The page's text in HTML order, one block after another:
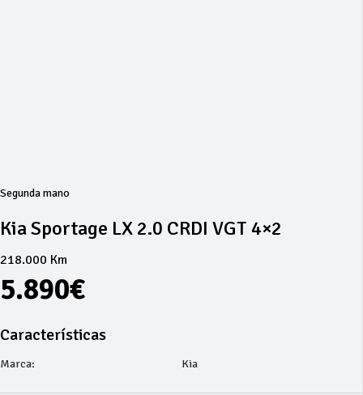
Segunda mano
Kia Sportage LX 2.0 CRDI VGT 4×2
218.000 Km
5.890€
Características
Marca: Kia